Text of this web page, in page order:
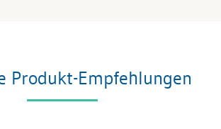
Produkt-Empfehlungen